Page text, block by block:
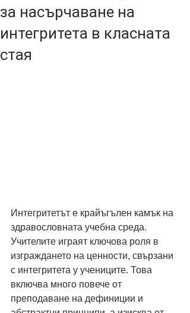
за насърчаване на
интегритета в класната
стая
Интегритетът е крайъгълен камък на
здравословната учебна среда.
Учителите играят ключова роля в
изграждането на ценности, свързани
с интегритета у учениците. Това
включва много повече от
преподаване на дефиниции и